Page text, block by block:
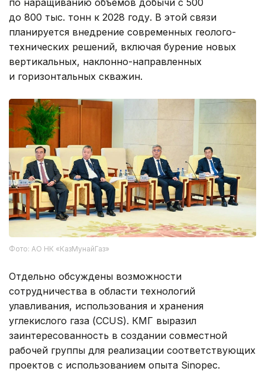
до 800 тыс. тонн к 2028 году. В этой связи
планируется внедрение современных геолого-
технических решений, включая бурение новых
вертикальных, наклонно-направленных
и горизонтальных скважин.
Фото: АО НК «КазМунайГаз»
Отдельно обсуждены возможности
сотрудничества в области технологий
улавливания, использования и хранения
углекислого газа (CCUS). КМГ выразил
заинтересованность в создании совместной
рабочей группы для реализации соответствующих
проектов с использованием опыта Sinopec.